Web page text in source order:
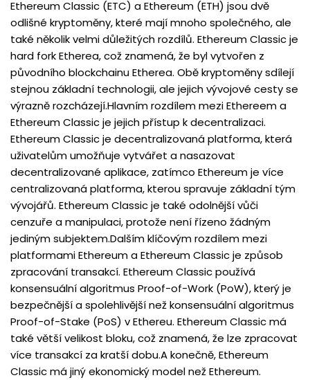
Ethereum Classic (ETC) a Ethereum (ETH) jsou dvě
odlišné kryptoměny, které mají mnoho společného, ale
také několik velmi důležitých rozdílů. Ethereum Classic je
hard fork Etherea, což znamená, že byl vytvořen z
původního blockchainu Etherea. Obě kryptoměny sdílejí
stejnou základní technologii, ale jejich vývojové cesty se
výrazně rozcházejí.Hlavním rozdílem mezi Ethereem a
Ethereum Classic je jejich přístup k decentralizaci.
Ethereum Classic je decentralizovaná platforma, která
uživatelům umožňuje vytvářet a nasazovat
decentralizované aplikace, zatímco Ethereum je více
centralizovaná platforma, kterou spravuje základní tým
vývojářů. Ethereum Classic je také odolnější vůči
cenzuře a manipulaci, protože není řízeno žádným
jediným subjektem.Dalším klíčovým rozdílem mezi
platformami Ethereum a Ethereum Classic je způsob
zpracování transakcí. Ethereum Classic používá
konsensuální algoritmus Proof-of-Work (PoW), který je
bezpečnější a spolehlivější než konsensuální algoritmus
Proof-of-Stake (PoS) v Ethereu. Ethereum Classic má
také větší velikost bloku, což znamená, že lze zpracovat
více transakcí za kratší dobu.A konečně, Ethereum
Classic má jiný ekonomický model než Ethereum.